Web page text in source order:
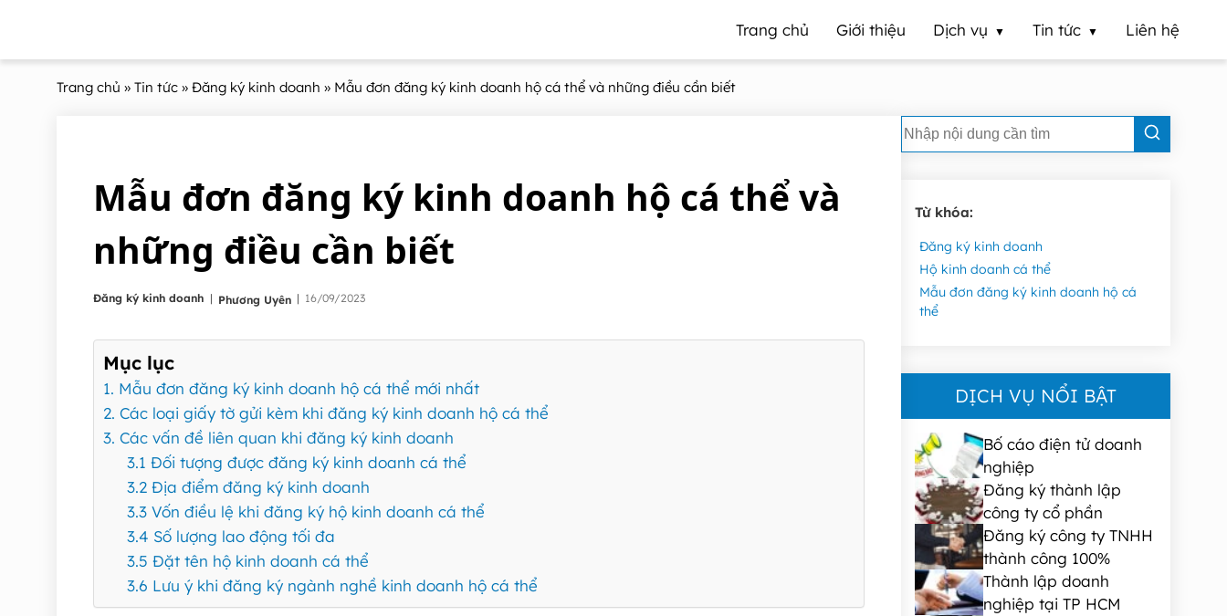
Trang chủ Giới thiệu Dịch vụ Tin tức Liên hệ
Trang chủ » Tin tức » Đăng ký kinh doanh » Mẫu đơn đăng ký kinh doanh hộ cá thể và những điều cần biết
Mẫu đơn đăng ký kinh doanh hộ cá thể và
những điều cần biết
Đăng ký kinh doanh | Phương Uyên | 16/09/2023
Mục lục
1. Mẫu đơn đăng ký kinh doanh hộ cá thể mới nhất
2. Các loại giấy tờ gửi kèm khi đăng ký kinh doanh hộ cá thể
3. Các vấn đề liên quan khi đăng ký kinh doanh
3.1 Đối tượng được đăng ký kinh doanh cá thể
3.2 Địa điểm đăng ký kinh doanh
3.3 Vốn điều lệ khi đăng ký hộ kinh doanh cá thể
3.4 Số lượng lao động tối đa
3.5 Đặt tên hộ kinh doanh cá thể
3.6 Lưu ý khi đăng ký ngành nghề kinh doanh hộ cá thể
Từ khóa:
Đăng ký kinh doanh
Hộ kinh doanh cá thể
Mẫu đơn đăng ký kinh doanh hộ cá
thể
DỊCH VỤ NỔI BẬT
Bố cáo điện tử doanh
nghiệp
Đăng ký thành lập
công ty cổ phần
Đăng ký công ty TNHH
thành công 100%
Thành lập doanh
nghiệp tại TP HCM